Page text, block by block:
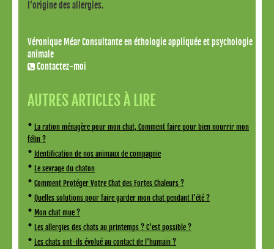
l’origine des allergies.
Véronique Méar Consultante en éthologie appliquée et psychologie
animale
Contactez-moi
AUTRES ARTICLES À LIRE
• La ration ménagère pour mon chat, Comment faire pour bien nourrir mon
félin ?
• Identification de nos animaux de compagnie
• Le sevrage du chaton
• Comment Protéger Votre Chat des Fortes Chaleurs ?
• Quelles solutions pour faire garder mon chat pendant l’été ?
• Mon chat mue ?
• Les allergies des chats au printemps ? C'est possible ?
• Les chats ont-ils évolué au contact de l'humain ?